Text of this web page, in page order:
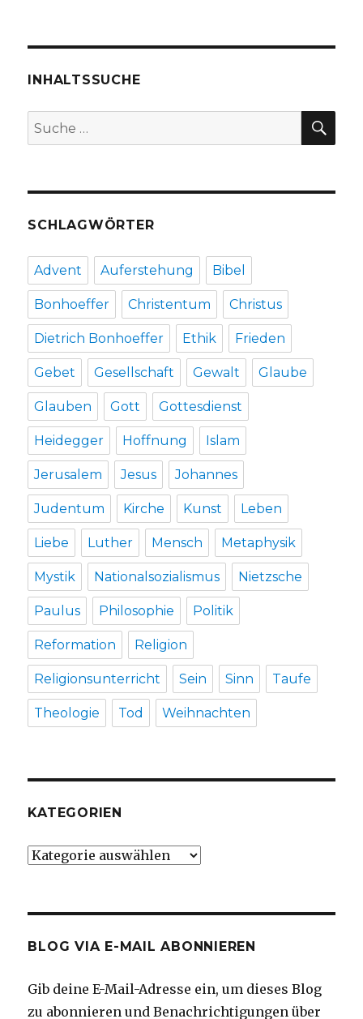
INHALTSSUCHE
Suche
nach:
SCHLAGWÖRTER
Advent Auferstehung Bibel
Bonhoeffer Christentum Christus
Dietrich Bonhoeffer Ethik Frieden
Gebet Gesellschaft Gewalt Glaube
Glauben Gott Gottesdienst
Heidegger Hoffnung Islam
Jerusalem Jesus Johannes
Judentum Kirche Kunst Leben
Liebe Luther Mensch Metaphysik
Mystik Nationalsozialismus Nietzsche
Paulus Philosophie Politik
Reformation Religion
Religionsunterricht Sein Sinn Taufe
Theologie Tod Weihnachten
KATEGORIEN
Kategorien
BLOG VIA E-MAIL ABONNIEREN
Gib deine E-Mail-Adresse ein, um dieses Blog
zu abonnieren und Benachrichtigungen über